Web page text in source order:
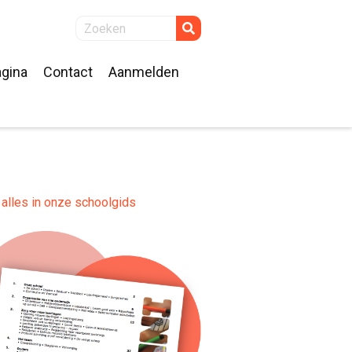
Contact
Aanmelden
in onze schoolgids